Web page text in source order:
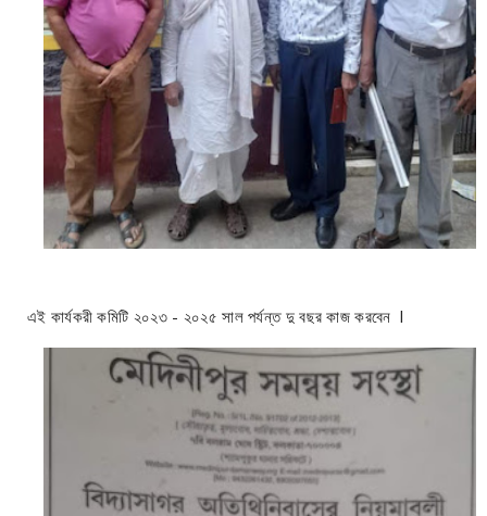
এই কার্যকরী কমিটি ২০২৩ - ২০২৫ সাল পর্যন্ত দু বছর কাজ করবেন l